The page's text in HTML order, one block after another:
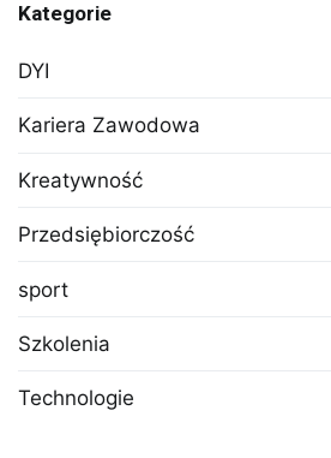
Kategorie
DYI
Kariera Zawodowa
Kreatywność
Przedsiębiorczość
sport
Szkolenia
Technologie